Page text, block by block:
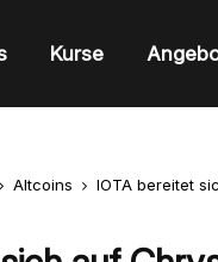
Kurse
Altcoins IOTA bereitet